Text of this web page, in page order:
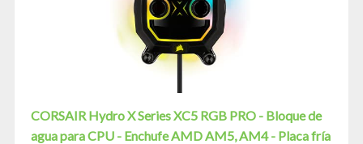
CORSAIR Hydro X Series XC5 RGB PRO - Bloque de
agua para CPU - Enchufe AMD AM5, AM4 - Placa fría